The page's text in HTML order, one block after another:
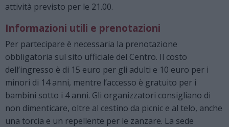
attività previsto per le 21.00.
Informazioni utili e prenotazioni
Per partecipare è necessaria la prenotazione
obbligatoria sul sito ufficiale del Centro. Il costo
dell’ingresso è di 15 euro per gli adulti e 10 euro per i
minori di 14 anni, mentre l’accesso è gratuito per i
bambini sotto i 4 anni. Gli organizzatori consigliano di
non dimenticare, oltre al cestino da picnic e al telo, anche
una torcia e un repellente per le zanzare. La sede